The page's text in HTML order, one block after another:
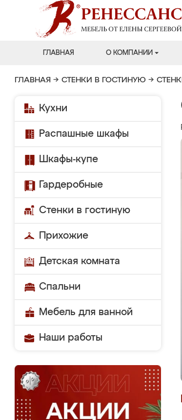
ГЛАВНАЯ О КОМПАНИИ
ГЛАВНАЯ → СТЕНКИ В ГОСТИНУЮ →
Кухни
Распашные шкафы
Шкафы-купе
Гардеробные
Стенки в гостиную
Прихожие
Детская комната
Спальни
Мебель для ванной
Наши работы